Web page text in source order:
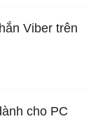
Viber trên
cho PC